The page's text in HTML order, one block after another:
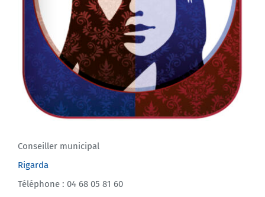
Conseiller municipal
Rigarda
Téléphone : 04 68 05 81 60